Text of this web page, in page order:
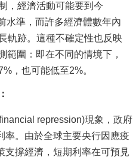
，經濟活動可能要到今
水準，而許多經濟體數年內
軌跡。這種不確定性也反映
範圍：即在不同的情境下，
，也可能低至2%。
repression)現象，政府
率。由於全球主要央行因應疫
支撐經濟，短期利率在可預見